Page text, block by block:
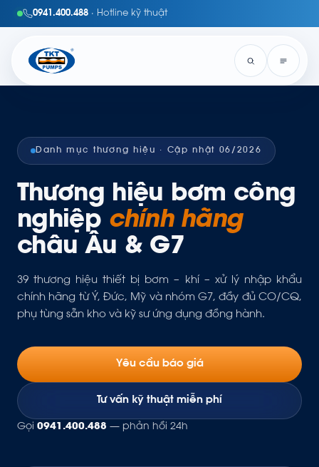
0941.400.488 · Hotline kỹ thuật
Danh mục thương hiệu · Cập nhật 06/2026
Thương hiệu bơm công
nghiệp chính hãng
châu Âu & G7
39 thương hiệu thiết bị bơm – khí – xử lý nhập khẩu
chính hãng từ Ý, Đức, Mỹ và nhóm G7, đầy đủ CO/CQ,
phụ tùng sẵn kho và kỹ sư ứng dụng đồng hành.
Yêu cầu báo giá
Tư vấn kỹ thuật miễn phí
Gọi 0941.400.488 — phản hồi 24h